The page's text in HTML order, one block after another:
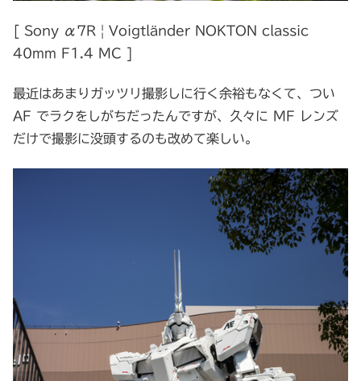
[ Sony α7R | Voigtländer NOKTON classic
40mm F1.4 MC ]
最近はあまりガッツリ撮影しに行く余裕もなくて、つい
AF でラクをしがちだったんですが、久々に MF レンズ
だけで撮影に没頭するのも改めて楽しい。